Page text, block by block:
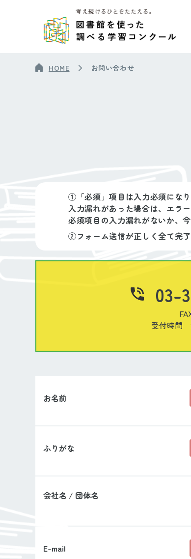
HOME お問い合わせ
①「必須」項目は入力必須になり
入力漏れがあった場合は、エラ
必須項目の入力漏れがないか、
②フォーム送信が正しく全て完
03-
受付時間
お名前
ふりがな
会社名 / 団体名
E-mail